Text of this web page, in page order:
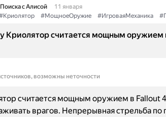
с Алисой
11 января
#МощноеОружие #ИгроваяМеханика
Криолятор считается мощным оружием
возможны неточности
считается мощным оружием в Fallout
врагов. Непрерывная стрельба по